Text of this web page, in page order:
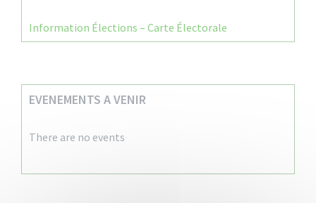
Information Élections – Carte Électorale
EVENEMENTS A VENIR
There are no events